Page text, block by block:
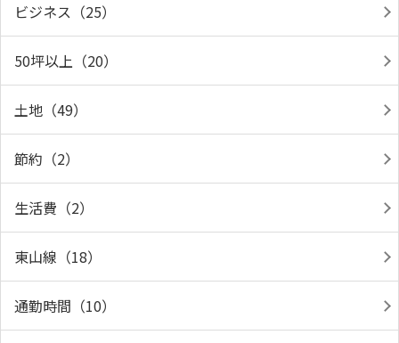
ビジネス（25）
50坪以上（20）
土地（49）
節約（2）
生活費（2）
東山線（18）
通勤時間（10）